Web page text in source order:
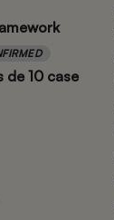
10 case